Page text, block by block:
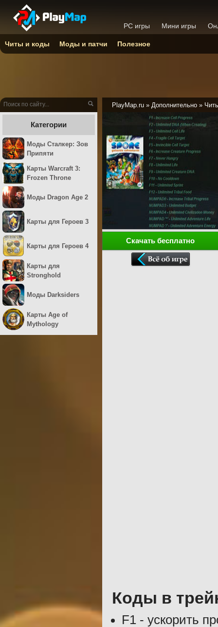
PlayMap.ru » Дополнительно »
Скачать бесплатно
Коды в
F1 - ускорить
Категории
Моды Сталкер: Зов
Припяти
Карты Warcraft 3:
Frozen Throne
Моды Dragon Age 2
Карты для Героев 3
Карты для Героев 4
Карты для
Stronghold
Моды Darksiders
Карты Age of
Mythology
PC игры Мини игры
Читы и коды Моды и патчи Полезное